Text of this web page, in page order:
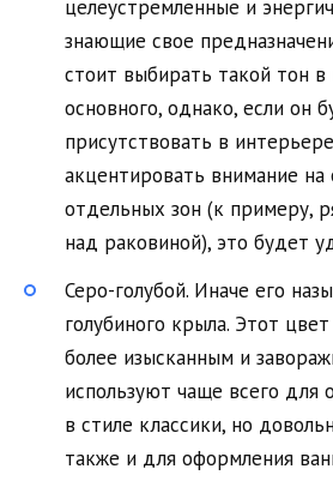
целеустремленные и
знающие свое
стоит выбирать такой тон в
основного, однако, если он
присутствовать в
акцентировать внимание
отдельных зон (к примеру,
над раковиной), это будет
Серо-голубой. Иначе его
голубиного крыла. Этот
более изысканным и
используют чаще всего для
в стиле классики, но
также и для оформления